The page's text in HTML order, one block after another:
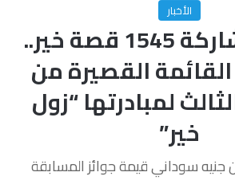
الأخبار
شهدت مشاركة 1545 قصة خير..
القصيرة من
لمبادرتها “زول
خير”